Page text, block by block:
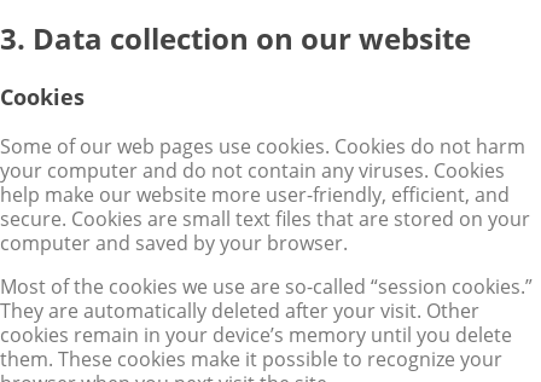
3. Data collection on our website
Cookies
Some of our web pages use cookies. Cookies do not harm
your computer and do not contain any viruses. Cookies
help make our website more user-friendly, efficient, and
secure. Cookies are small text files that are stored on your
computer and saved by your browser.
Most of the cookies we use are so-called “session cookies.”
They are automatically deleted after your visit. Other
cookies remain in your device’s memory until you delete
them. These cookies make it possible to recognize your